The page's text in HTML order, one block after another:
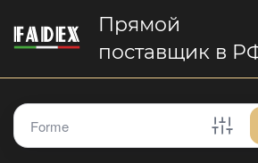
Прямой
поставщик в